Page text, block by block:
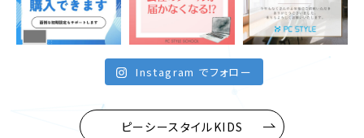
Instagram でフォロー
ピーシースタイルKIDS